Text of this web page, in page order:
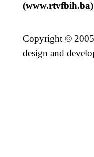
Copyright ©
design and